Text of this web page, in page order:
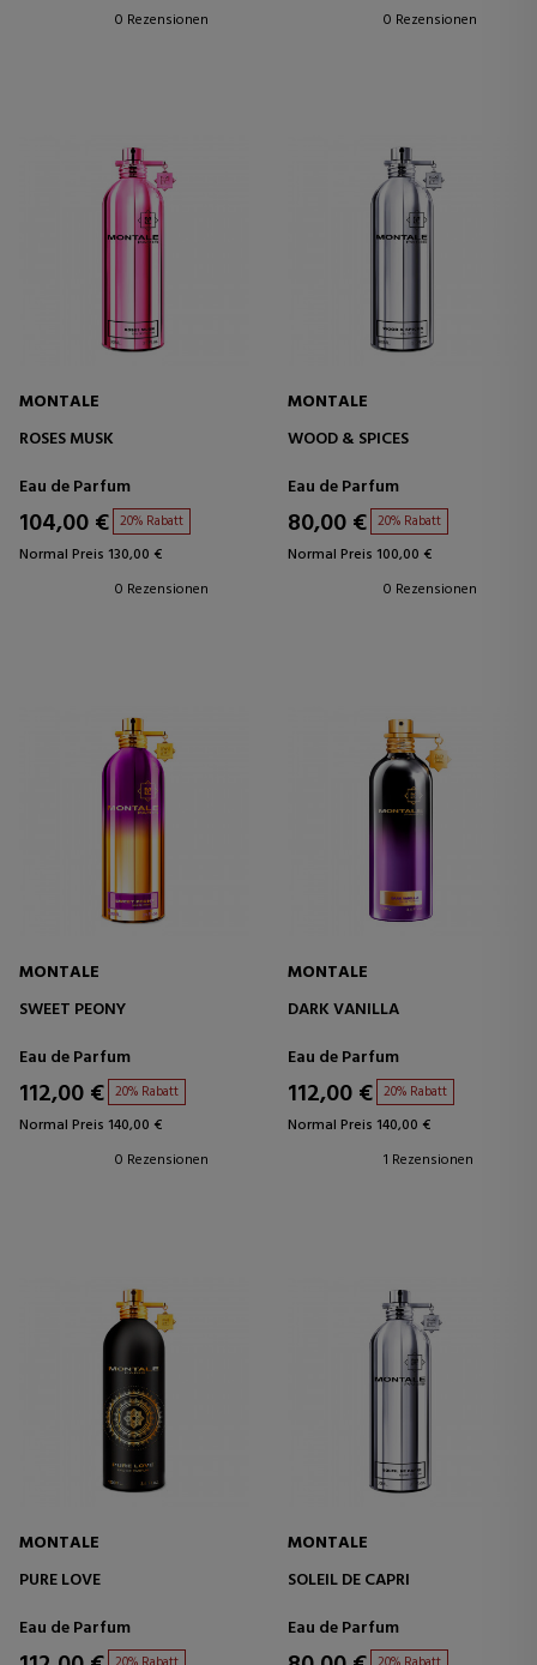
0 Rezensionen
0 Rezensionen
MONTALE
ROSES MUSK
Eau de Parfum
104,00 € 20% Rabatt
Normal Preis 130,00 €
0 Rezensionen
MONTALE
WOOD & SPICES
Eau de Parfum
80,00 € 20% Rabatt
Normal Preis 100,00 €
0 Rezensionen
MONTALE
SWEET PEONY
Eau de Parfum
112,00 € 20% Rabatt
Normal Preis 140,00 €
0 Rezensionen
MONTALE
DARK VANILLA
Eau de Parfum
112,00 € 20% Rabatt
Normal Preis 140,00 €
1 Rezensionen
MONTALE
PURE LOVE
Eau de Parfum
MONTALE
SOLEIL DE CAPRI
Eau de Parfum